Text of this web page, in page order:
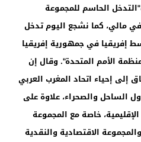
الحاسم للمجموعة
في مالي، كما نشجع اليوم تدخل
إفريقيا في جمهورية إفريقيا
الأمم المتحدة". وقال إن
إحياء اتحاد المغرب العربي
الساحل والصحراء، علاوة على
خاصة مع المجموعة
الاقتصادية والنقدية